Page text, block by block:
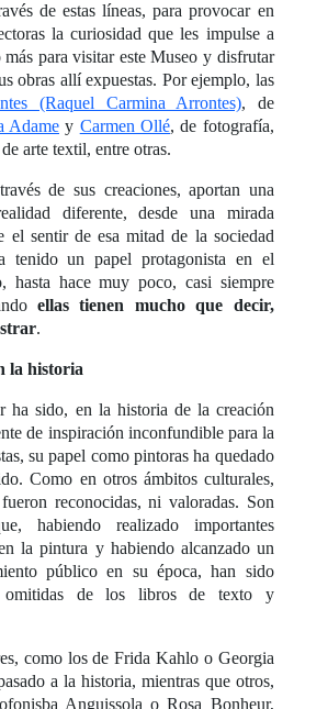
de estas líneas, para provocar en
la curiosidad que les impulse a
para visitar este Museo y disfrutar
obras allí expuestas. Por ejemplo, las
(Raquel Carmina Arrontes), de
Adame y Carmen Ollé, de fotografía,
de arte textil, entre otras.
de sus creaciones, aportan una
diferente, desde una mirada
el sentir de esa mitad de la sociedad
tenido un papel protagonista en el
hasta hace muy poco, casi siempre
ellas tienen mucho que decir,
.
la historia
ha sido, en la historia de la creación
de inspiración inconfundible para la
su papel como pintoras ha quedado
Como en otros ámbitos culturales,
reconocidas, ni valoradas. Son
habiendo realizado importantes
la pintura y habiendo alcanzado un
público en su época, han sido
omitidas de los libros de texto y
como los de Frida Kahlo o Georgia
a la historia, mientras que otros,
Anguissola o Rosa Bonheur,